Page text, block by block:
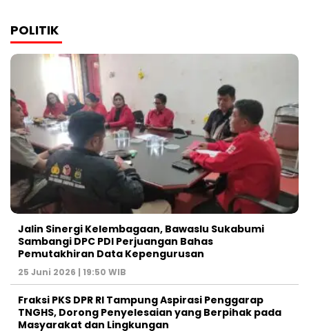
POLITIK
Jalin Sinergi Kelembagaan, Bawaslu Sukabumi
Sambangi DPC PDI Perjuangan Bahas
Pemutakhiran Data Kepengurusan
25 Juni 2026 | 19:50 WIB
‎Fraksi PKS DPR RI Tampung Aspirasi Penggarap
TNGHS, Dorong Penyelesaian yang Berpihak pada
Masyarakat dan Lingkungan‎